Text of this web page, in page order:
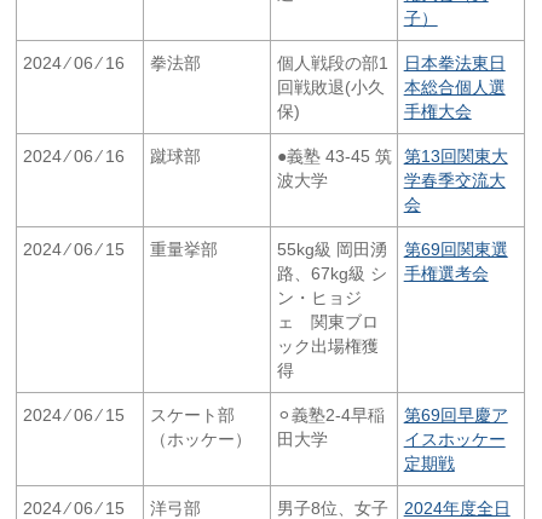
子）
2024 ⁄ 06 ⁄ 16 拳法部
個人戦段の部1
回戦敗退(小久
保)
日本拳法東日
本総合個人選
手権大会
2024 ⁄ 06 ⁄ 16 蹴球部
●義塾 43-45 筑
波大学
第13回関東大
学春季交流大
会
2024 ⁄ 06 ⁄ 15 重量挙部
55kg級 岡田湧
路、67kg級 シ
ン・ヒョジ
ェ 関東ブロ
ック出場権獲
得
第69回関東選
手権選考会
2024 ⁄ 06 ⁄ 15
スケート部
（ホッケー）
⚪︎義塾2-4早稲
田大学
第69回早慶ア
イスホッケー
定期戦
2024 ⁄ 06 ⁄ 15 洋弓部
男子8位、女子
2024年度全日